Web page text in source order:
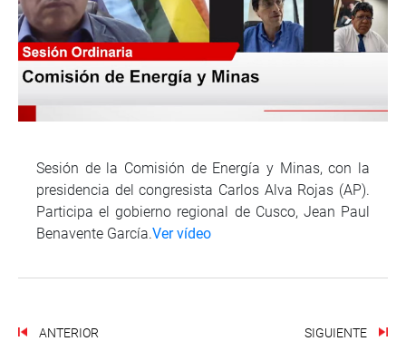
Sesión de la Comisión de Energía y Minas, con la
presidencia del congresista Carlos Alva Rojas (AP).
Participa el gobierno regional de Cusco, Jean Paul
Benavente García.Ver vídeo
ANTERIOR SIGUIENTE